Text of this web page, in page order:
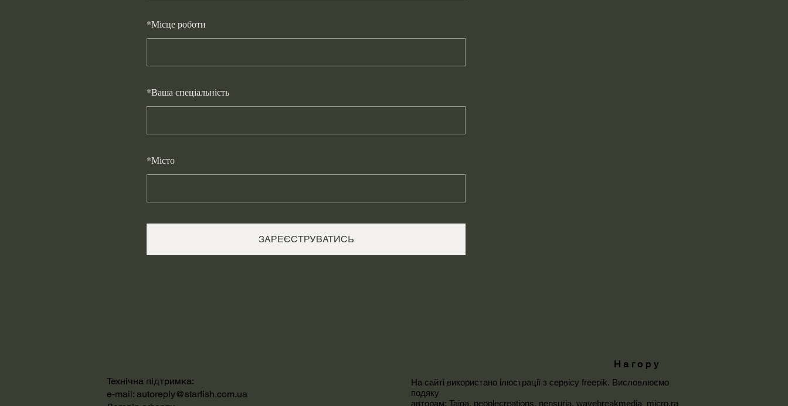
*Місце роботи
*Ваша спеціальність
*Місто
ЗАРЕЄСТРУВАТИСЬ
Технічна підтримка:
e-mail: autoreply@starfish.com.ua
Нагору
На сайті використано ілюстрації з сервісу freepik. Висловлюємо
подяку
авторам: Taiga, peoplecreations, nensuria, wavebreakmedia_micro,ra